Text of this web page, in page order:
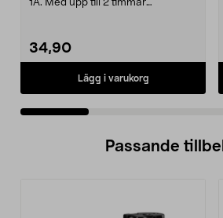
1A. Med upp till 2 timmar
34,90
Lägg i varukorg
Passande